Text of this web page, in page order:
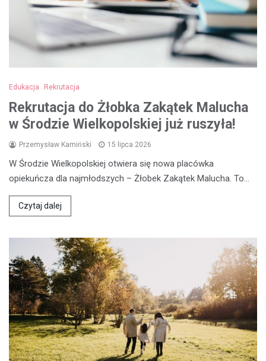
Edukacja Rekrutacja
Rekrutacja do Żłobka Zakątek Malucha
w Środzie Wielkopolskiej już ruszyła!
Przemysław Kamiński 15 lipca 2026
W Środzie Wielkopolskiej otwiera się nowa placówka
opiekuńcza dla najmłodszych – Żłobek Zakątek Malucha. To…
Czytaj dalej